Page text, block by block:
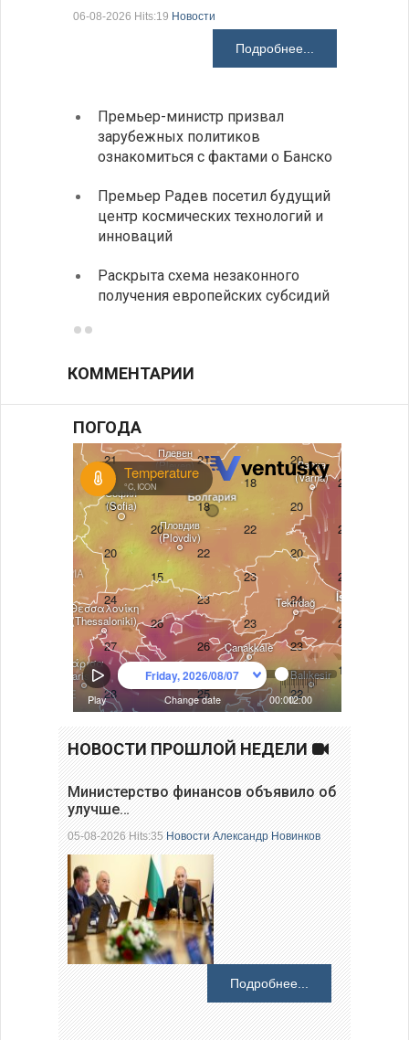
06-08-2026 Hits:19 Новости
Подробнее...
Премьер-министр призвал
зарубежных политиков
ознакомиться с фактами о Банско
Премьер Радев посетил будущий
центр космических технологий и
инноваций
Раскрыта схема незаконного
получения европейских субсидий
КОММЕНТАРИИ
ПОГОДА
НОВОСТИ ПРОШЛОЙ НЕДЕЛИ
Министерство финансов объявило об
улучше…
05-08-2026 Hits:35Новости Александр Новинков
Подробнее...